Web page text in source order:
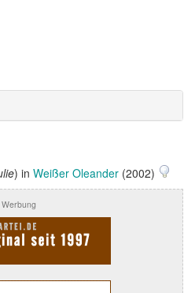
) in Weißer Oleander (2002)
Werbung